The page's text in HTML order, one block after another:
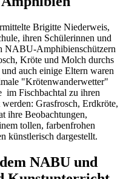
Brigitte Niederweis,
ihren Schülerinnen und
NABU-Amphibienschützern
Kröte und Molch durchs
auch einige Eltern waren
"Krötenwanderwetter"
im Fischbachtal zu ihren
Grasfrosch, Erdkröte,
ihre Beobachtungen,
tollen, farbenfrohen
künstlerisch dargestellt.
NABU und